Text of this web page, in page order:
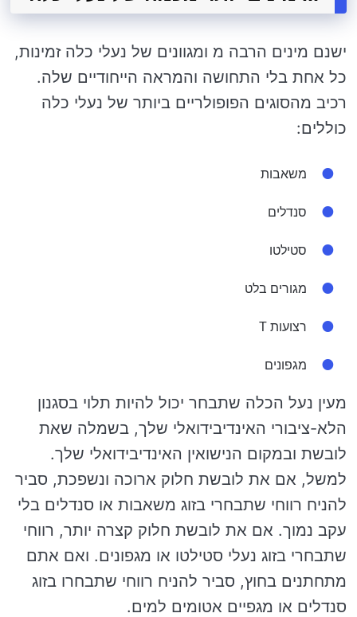
ישנם מינים הרבה מ ומגוונים של נעלי כלה זמינות,
כל אחת בלי התחושה והמראה הייחודיים שלה.
רכיב מהסוגים הפופולריים ביותר של נעלי כלה
כוללים:
משאבות
סנדלים
סטילטו
מגורים בלט
רצועות T
מגפונים
מעין נעל הכלה שתבחר יכול להיות תלוי בסגנון
הלא-ציבורי האינדיבידואלי שלך, בשמלה שאת
לובשת ובמקום הנישואין האינדיבידואלי שלך.
למשל, אם את לובשת חלוק ארוכה ונשפכת, סביר
להניח רווחי שתבחרי בזוג משאבות או סנדלים בלי
עקב נמוך. אם את לובשת חלוק קצרה יותר, רווחי
שתבחרי בזוג נעלי סטילטו או מגפונים. ואם אתם
מתחתנים בחוץ, סביר להניח רווחי שתבחרו בזוג
סנדלים או מגפיים אטומים למים.